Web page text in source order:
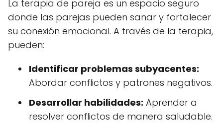
La terapia de pareja es un espacio seguro
donde las parejas pueden sanar y fortalecer
su conexión emocional. A través de la terapia,
pueden:
Identificar problemas subyacentes:
Abordar conflictos y patrones negativos.
Desarrollar habilidades: Aprender a
resolver conflictos de manera saludable.